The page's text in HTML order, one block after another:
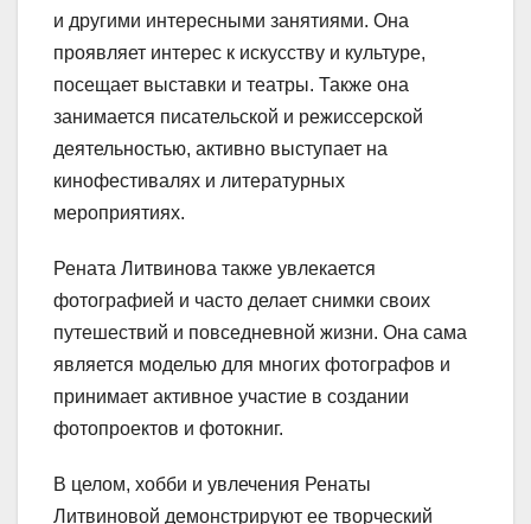
и другими интересными занятиями. Она
проявляет интерес к искусству и культуре,
посещает выставки и театры. Также она
занимается писательской и режиссерской
деятельностью, активно выступает на
кинофестивалях и литературных
мероприятиях.
Рената Литвинова также увлекается
фотографией и часто делает снимки своих
путешествий и повседневной жизни. Она сама
является моделью для многих фотографов и
принимает активное участие в создании
фотопроектов и фотокниг.
В целом, хобби и увлечения Ренаты
Литвиновой демонстрируют ее творческий